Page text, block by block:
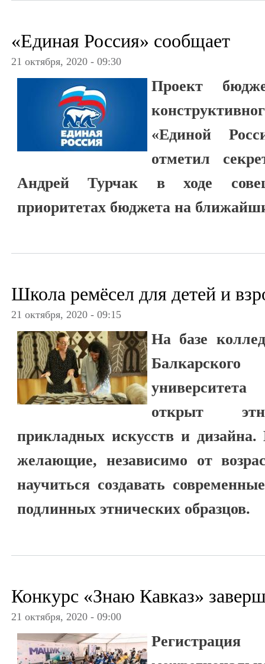
«Единая Россия» сообщает
21 октября, 2020 - 09:30
Проект
«Единой
отметил
Андрей Турчак в ходе
приоритетах бюджета на
Школа ремёсел для детей и
21 октября, 2020 - 09:15
На базе
открыт
прикладных искусств и
желающие, независимо от
научиться создавать
подлинных этнических образцов.
Конкурс «Знаю Кавказ»
21 октября, 2020 - 09:00